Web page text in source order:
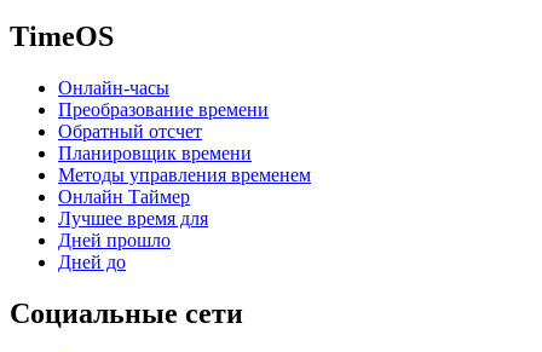
TimeOS
Онлайн-часы
Преобразование времени
Обратный отсчет
Планировщик времени
Методы управления временем
Онлайн Таймер
Лучшее время для
Дней прошло
Дней до
Социальные сети